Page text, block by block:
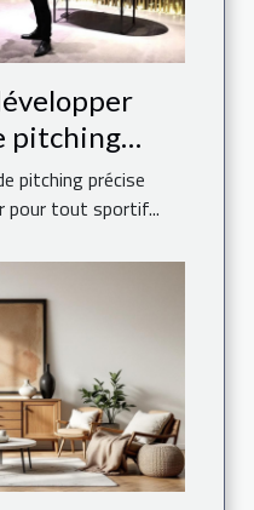
pitching
pitching précise
pour tout sportif...